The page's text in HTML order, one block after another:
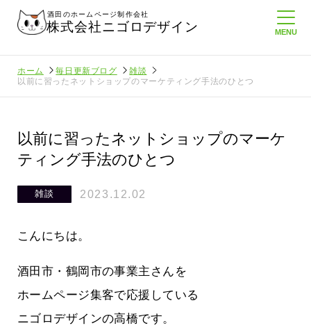
酒田のホームページ制作会社
株式会社ニゴロデザイン
ホーム 毎日更新ブログ
雑談
以前に習ったネットショップのマーケティング手法のひとつ
以前に習ったネットショップのマーケ
ティング手法のひとつ
雑談 2023.12.02
こんにちは。
酒田市・鶴岡市の事業主さんを
ホームページ集客で応援している
ニゴロデザインの高橋です。
ームペ
周りのがんばる経営者さんに負けない
気持ちでホームページで役に立ちたい
2026.07.30